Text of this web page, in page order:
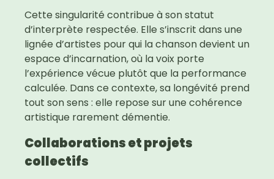
Cette singularité contribue à son statut
d’interprète respectée. Elle s’inscrit dans une
lignée d’artistes pour qui la chanson devient un
espace d’incarnation, où la voix porte
l’expérience vécue plutôt que la performance
calculée. Dans ce contexte, sa longévité prend
tout son sens : elle repose sur une cohérence
artistique rarement démentie.
Collaborations et projets
collectifs